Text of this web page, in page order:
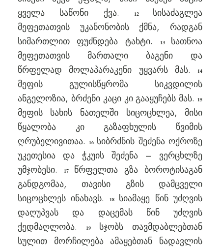
ყველა საწონი ქვა.
12 სისაძაგლეა
მეფეთათვის უკანონობის ქმნა, რადგან
სიმართლით ფუძნდება ტახტი.
13 სათნოა
მეფეთათვის მართალი ბაგენი და
წრფელად მოლაპარაკენი უყვარს მას.
14
მეფის გულისწყრომა სიკვდილის
ანგელოზია, ბრძენი კაცი კი გააყუჩებს მას.
15
მეფის სახის ნათელში სიცოცხლეა, მისი
წყალობა კი გაზაფხულის წვიმის
ღრუბელივითაა.
16 სიბრძნის შეძენა ოქროზე
უკეთესია და ჭკუის შეძენა – ვერცხლზე
უმჯობესი.
17 წრფელთა გზა ბოროტისაგან
განდგომაა, თავისი გზის დამცველი
სიცოცხლეს ინახავს.
18 სიამაყე წინ უძღვის
დაღუპვას და დაცემას წინ უძღვის
ქედმაღლობა.
19 სჯობს თავმდაბლებთან
სულით მორჩილება ამაყებთან ნადავლის